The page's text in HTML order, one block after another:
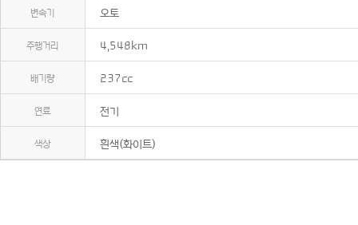
변속기 오토
주행거리 4,548km
배기량 237cc
연료 전기
색상 흰색(화이트)